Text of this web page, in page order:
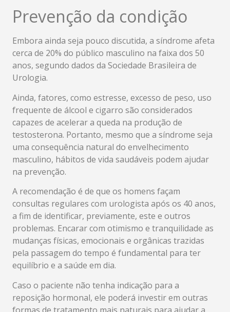
Prevenção da condição
Embora ainda seja pouco discutida, a síndrome afeta
cerca de 20% do público masculino na faixa dos 50
anos, segundo dados da Sociedade Brasileira de
Urologia.
Ainda, fatores, como estresse, excesso de peso, uso
frequente de álcool e cigarro são considerados
capazes de acelerar a queda na produção de
testosterona. Portanto, mesmo que a síndrome seja
uma consequência natural do envelhecimento
masculino, hábitos de vida saudáveis podem ajudar
na prevenção.
A recomendação é de que os homens façam
consultas regulares com urologista após os 40 anos,
a fim de identificar, previamente, este e outros
problemas. Encarar com otimismo e tranquilidade as
mudanças físicas, emocionais e orgânicas trazidas
pela passagem do tempo é fundamental para ter
equilíbrio e a saúde em dia.
Caso o paciente não tenha indicação para a
reposição hormonal, ele poderá investir em outras
formas de tratamento mais naturais para ajudar a